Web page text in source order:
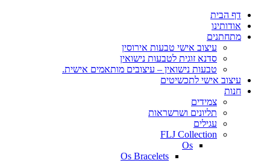
דף הבית
אודותינו
מתחתנים
עיצוב אישי טבעות אירוסין
סדנא זוגית לטבעות נישואין
טבעות נישואין – עיצובים מותאמים אישית.
עיצוב אישי לתכשיטים
חנות
צמידים
תליונים ושרשראות
עגילים
FLJ Collection
Os
Os Bracelets